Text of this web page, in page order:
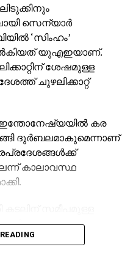
സെന്യാര്‍
‘സിംഹം’
യുഎഇയാണ്.
ശേഷമുള്ള
ചുഴലിക്കാറ്റ്
ഇന്തോനേഷ്യയില്‍ കര
ദുര്‍ബലമാകുമെന്നാണ്
കാലാവസ്ഥ
ഉടന്‍
ഈ മേഖലയില്‍